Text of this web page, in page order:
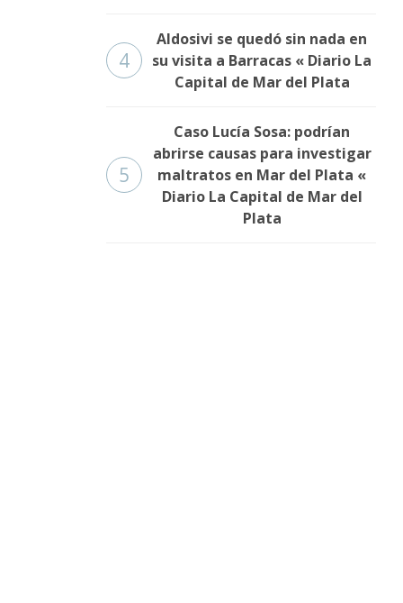
4
Aldosivi se quedó sin nada en
su visita a Barracas « Diario La
Capital de Mar del Plata
5
Caso Lucía Sosa: podrían
abrirse causas para investigar
maltratos en Mar del Plata «
Diario La Capital de Mar del
Plata